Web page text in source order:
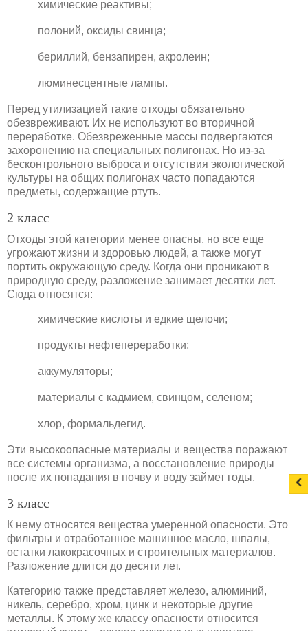
химические реактивы;
полоний, оксиды свинца;
бериллий, бензапирен, акролеин;
люминесцентные лампы.
Перед утилизацией такие отходы обязательно
обезвреживают. Их не используют во вторичной
переработке. Обезвреженные массы подвергаются
захоронению на специальных полигонах. Но из-за
бесконтрольного выброса и отсутствия экологической
культуры на общих полигонах часто попадаются
предметы, содержащие ртуть.
2 класс
Отходы этой категории менее опасны, но все еще
угрожают жизни и здоровью людей, а также могут
портить окружающую среду. Когда они проникают в
природную среду, разложение занимает десятки лет.
Сюда относятся:
химические кислоты и едкие щелочи;
продукты нефтепереработки;
аккумуляторы;
материалы с кадмием, свинцом, селеном;
хлор, формальдегид.
Эти высокоопасные материалы и вещества поражают
все системы организма, а восстановление природы
после их попадания в почву и воду займет годы.
3 класс
К нему относятся вещества умеренной опасности. Это
фильтры и отработанное машинное масло, шпалы,
остатки лакокрасочных и строительных материалов.
Разложение длится до десяти лет.
Категорию также представляет железо, алюминий,
никель, серебро, хром, цинк и некоторые другие
металлы. К этому же классу опасности относится